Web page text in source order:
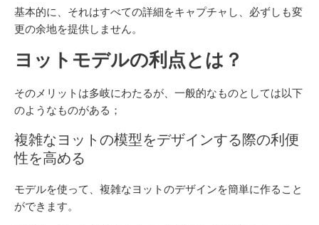
基本的に、それはすべての詳細をキャプチャし、必ずしも変
更の余地を提供しません。
ヨットモデルの利点とは？
そのメリットは多岐にわたるが、一般的なものとしては以下
のようなものがある；
複雑なヨットの模型をデザインする際の利便
性を高める
モデルを使って、複雑なヨットのデザインを簡単に作ること
ができます。